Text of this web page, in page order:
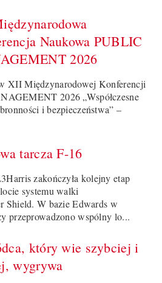
Naukowa PUBLIC
2026
XII Międzynarodowej Konferencji
2026 „Współczesne
i bezpieczeństwa” –
tarcza F-16
zakończyła kolejny etap
systemu walki
Shield. W bazie Edwards w
przeprowadzono wspólny lo...
który wie szybciej i
wygrywa